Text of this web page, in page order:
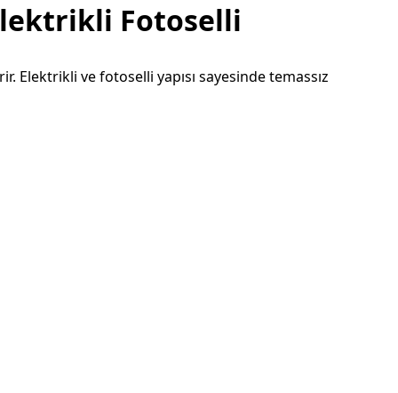
Fotoselli
Elektrikli ve fotoselli yapısı sayesinde temassız